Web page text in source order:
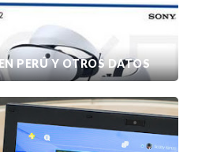
PERÚ Y OTROS DATOS